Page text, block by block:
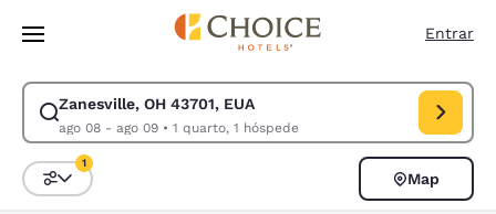
Pular Para Conteúdo Principal
Entrar
Zanesville, OH 43701, EUA
ago 08 - ago 09• 1 quarto, 1 hóspede
Modificar pesquisa para Zanesville, OH 43701, EUA. Data de check-in
Classificar e filtrar
1
Map